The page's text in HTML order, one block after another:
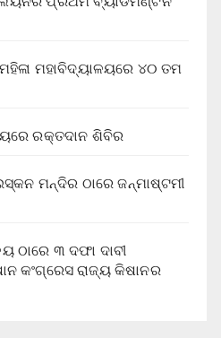
ମହାବିଦ୍ୟାଳୟରେ ୪୦ ତମ
ରକ୍ତଦାନ ଶିବିର
ମନ୍ଦିର ଠାରେ ଜନ୍ମାଷ୍ଟମୀ
ଠାରେ ୩ ଦଫା ଦାବୀ
କଂଗ୍ରେସ ରାଜ୍ୟ କିଷାନର